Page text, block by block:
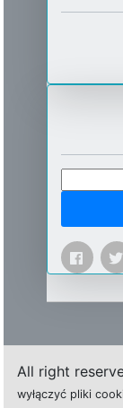
All right
wyłączyć pliki cook